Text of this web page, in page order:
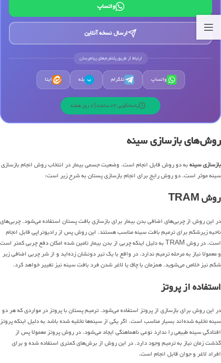
واتساپ
ارسال نسخه آنلاین
ارتباط از طریق پلتفرم‌های پیام‌رسان
واتساپ تلگرام ب بله ایتا
پاسخگویی 24 ساعته | 7 روز هفته
روش‌های بازسازی سینه
بازسازی سینهبه دو روش قابل انجام است. وضعیت جسمی بیمار در انتخاب روش انجام بازسازی
سینه موثر است. دو روش رایج برای انجام بازسازی پستان به شرح زیر است:
روش TRAM
در این روش از چربی‌های اضافی بدن بیمار برای بازسازی بافت پستان استفاده می‌شود. چربی‌های
ناحیه زیرشکم برای ترمیم بافت سینه مناسب هستند. این روش پس از رادیوتراپی قابل انجام
است. در روش TRAM به دلیل اینکه چربی از بدن بیمار تامین شده امکان دفع چربی کمتر است
و معمولا نیاز به مرحله ترمیم ندارد. در واقع با یک تیر دونشان زده‌اید و از شر چربی اضافی زیر
شکم نیز خلاص می‌شوید. همزمان با چاق یا لاغر شدن فرد بافت سینه نیز تغییر خواهد کرد.
استفاده از پروتز
در این روش برای بازسازی از پروتز استفاده می‌شود. ترمیم پستان با پروتز در مواردی که هر دو
سینه تخلیه شده‌اند بسیار مناسب است. اگر یکی از سینه‌ها تخلیه شده باشد به دلیل اینکه پروتز
افتادگی سینه طبیعی را ندارد نوعی ناهماهنگی ایجاد می‌شود. در روش پروتز معمولا پس از
گذشت زمان نیاز به ترمیم وجود دارد. در این روش از برش‌های کمتری استفاده شده و برای
افراد لاغر و جوان قابل انجام است.